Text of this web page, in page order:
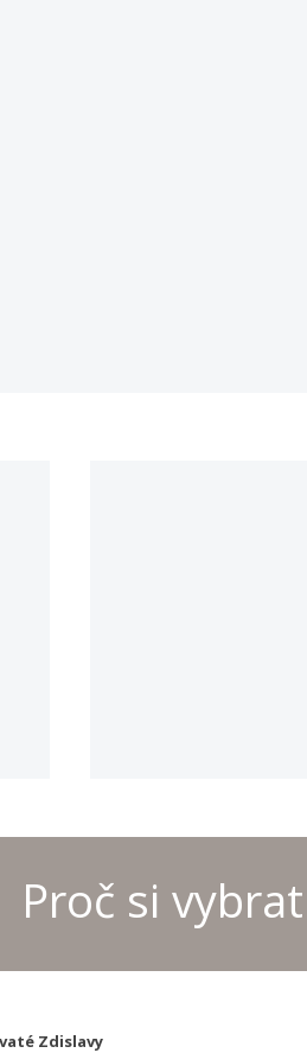
Proč si
Zdislavy